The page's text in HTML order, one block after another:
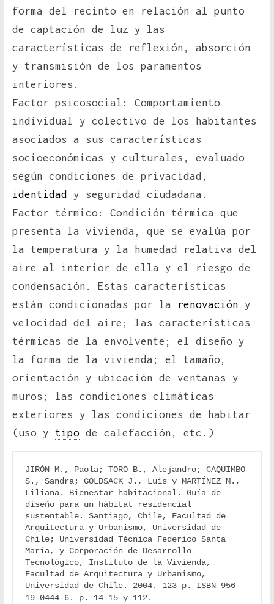
forma del recinto en relación al punto
de captación de luz y las
características de reflexión, absorción
y transmisión de los paramentos
interiores.
Factor psicosocial: Comportamiento
individual y colectivo de los habitantes
asociados a sus características
socioeconómicas y culturales, evaluado
según condiciones de privacidad,
identidad
y seguridad ciudadana.
Factor térmico: Condición térmica que
presenta la vivienda, que se evalúa por
la temperatura y la humedad relativa del
aire al interior de ella y el riesgo de
condensación. Estas características
están condicionadas por la
renovación y
velocidad del aire; las características
térmicas de la envolvente; el diseño y
la forma de la vivienda; el tamaño,
orientación y ubicación de ventanas y
muros; las condiciones climáticas
exteriores y las condiciones de habitar
(uso y tipode calefacción, etc.)
JIRÓN M., Paola; TORO B., Alejandro; CAQUIMBO
S., Sandra; GOLDSACK J., Luis y MARTÍNEZ M.,
Liliana. Bienestar habitacional. Guía de
diseño para un hábitat residencial
sustentable. Santiago, Chile, Facultad de
Arquitectura y Urbanismo, Universidad de
Chile; Universidad Técnica Federico Santa
María, y Corporación de Desarrollo
Tecnológico, Instituto de la Vivienda,
Facultad de Arquitectura y Urbanismo,
Universidad de Chile. 2004. 123 p. ISBN 956-
19-0444-6. p. 14-15 y 112.